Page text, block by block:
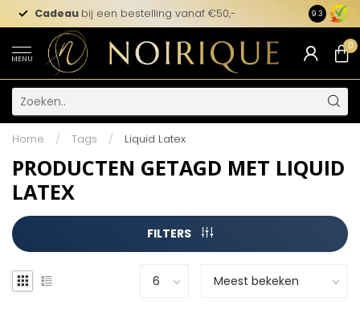
Cadeau bij een bestelling vanaf €50,- 9.3
MENU
0
Home / Tags / Liquid Latex
PRODUCTEN GETAGD MET LIQUID
LATEX
FILTERS